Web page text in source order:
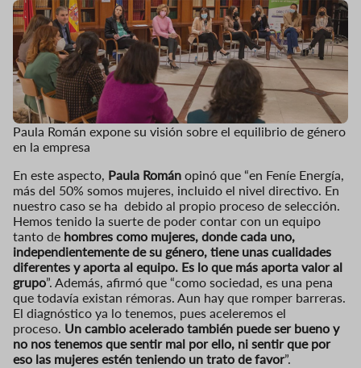
Imagen
Paula Román expone su visión sobre el equilibrio de género
en la empresa
En este aspecto, Paula Román opinó que “en Feníe Energía,
más del 50% somos mujeres, incluido el nivel directivo. En
nuestro caso se ha debido al propio proceso de selección.
Hemos tenido la suerte de poder contar con un equipo
tanto de hombres como mujeres, donde cada uno,
independientemente de su género, tiene unas cualidades
diferentes y aporta al equipo. Es lo que más aporta valor al
grupo”. Además, afirmó que “como sociedad, es una pena
que todavía existan rémoras. Aun hay que romper barreras.
El diagnóstico ya lo tenemos, pues aceleremos el
proceso. Un cambio acelerado también puede ser bueno y
no nos tenemos que sentir mal por ello, ni sentir que por
eso las mujeres estén teniendo un trato de favor”.